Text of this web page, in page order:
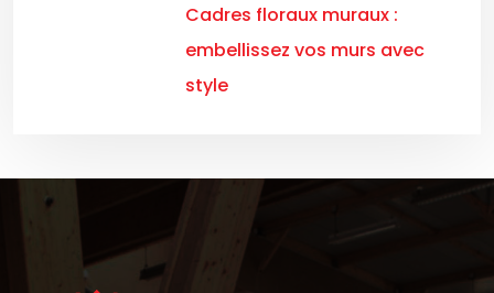
Cadres floraux muraux :
embellissez vos murs avec
style